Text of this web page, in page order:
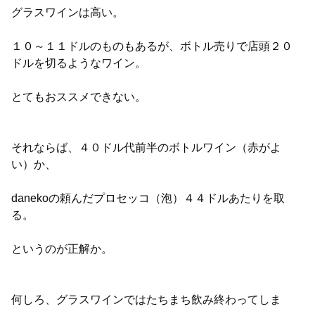
グラスワインは高い。
１０～１１ドルのものもあるが、ボトル売りで店頭２０
ドルを切るようなワイン。
とてもおススメできない。
それならば、４０ドル代前半のボトルワイン（赤がよ
い）か、
danekoの頼んだプロセッコ（泡）４４ドルあたりを取
る。
というのが正解か。
何しろ、グラスワインではたちまち飲み終わってしま